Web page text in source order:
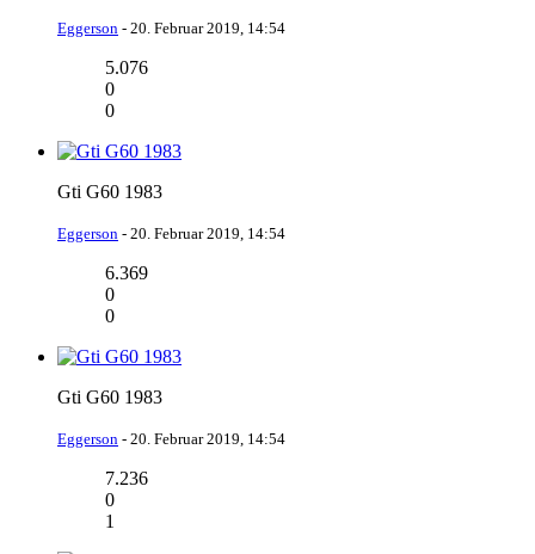
Eggerson - 20. Februar 2019, 14:54
5.076
0
0
Gti G60 1983
Eggerson - 20. Februar 2019, 14:54
6.369
0
0
Gti G60 1983
Eggerson - 20. Februar 2019, 14:54
7.236
0
1